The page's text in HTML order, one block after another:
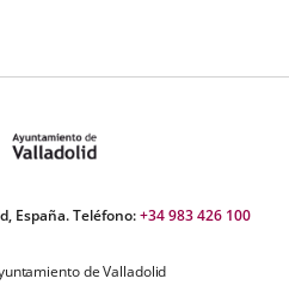
España. Teléfono:+34 983 426 100
de Valladolid